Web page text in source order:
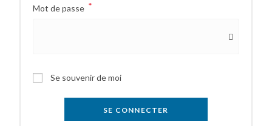
Mot de passe *
Se souvenir de moi
SE CONNECTER